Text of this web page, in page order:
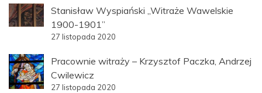
Stanisław Wyspiański „Witraże Wawelskie
1900-1901”
27 listopada 2020
Pracownie witraży – Krzysztof Paczka, Andrzej
Cwilewicz
27 listopada 2020